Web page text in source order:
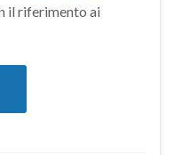
il riferimento ai